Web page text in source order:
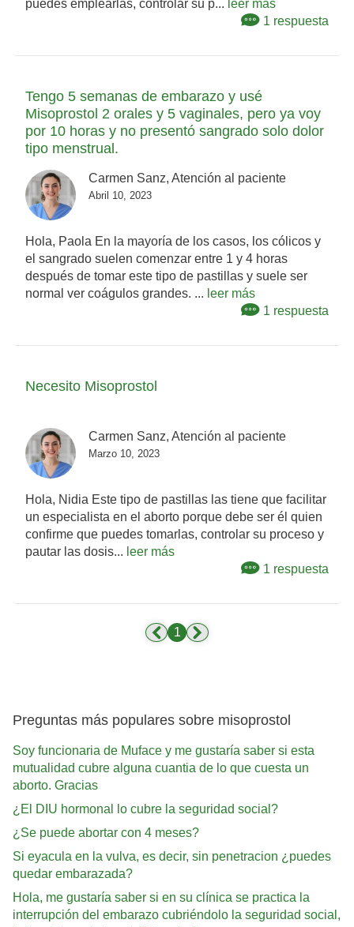
puedes emplearlas, controlar su p... leer más
1 respuesta
Tengo 5 semanas de embarazo y usé
Misoprostol 2 orales y 5 vaginales, pero ya voy
por 10 horas y no presentó sangrado solo dolor
tipo menstrual.
Carmen Sanz, Atención al paciente
Abril 10, 2023
Hola, Paola En la mayoría de los casos, los cólicos y
el sangrado suelen comenzar entre 1 y 4 horas
después de tomar este tipo de pastillas y suele ser
normal ver coágulos grandes. ... leer más
1 respuesta
Necesito Misoprostol
Carmen Sanz, Atención al paciente
Marzo 10, 2023
Hola, Nidia Este tipo de pastillas las tiene que facilitar
un especialista en el aborto porque debe ser él quien
confirme que puedes tomarlas, controlar su proceso y
pautar las dosis... leer más
1 respuesta
1
Preguntas más populares sobre misoprostol
Soy funcionaria de Muface y me gustaría saber si esta
mutualidad cubre alguna cuantia de lo que cuesta un
aborto. Gracias
¿El DIU hormonal lo cubre la seguridad social?
¿Se puede abortar con 4 meses?
Si eyacula en la vulva, es decir, sin penetracion ¿puedes
quedar embarazada?
Hola, me gustaría saber si en su clínica se practica la
interrupción del embarazo cubriéndolo la seguridad social,